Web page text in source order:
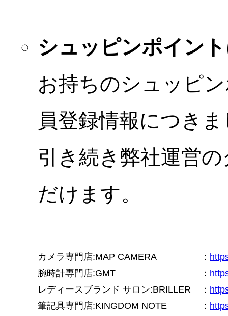
シュッピンポイン
お持ちのシュッピ
員登録情報につき
引き続き弊社運営
だけます。
カメラ専門店:MAP CAMERA ：
腕時計専門店:GMT
：
レディースブランド サロン:BRILLER
：
筆記具専門店:KINGDOM NOTE
：